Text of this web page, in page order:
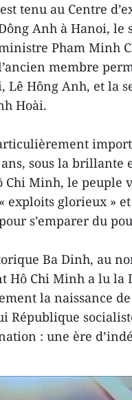
tenu au Centre
Anh à Hanoi, le
Pham Minh
membre
Lê Hông Anh, et la
Hoài.
sous la brillante
Chi Minh, le peuple
exploits glorieux »
s’emparer du
Ba Dinh, au
Hô Chi Minh a lu la
la naissance
République
: une ère